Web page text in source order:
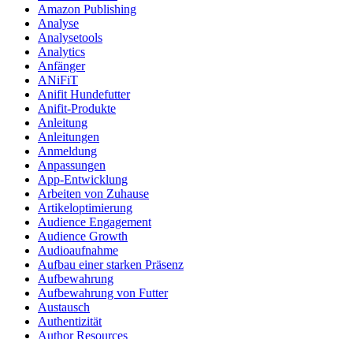
Amazon Publishing
Analyse
Analysetools
Analytics
Anfänger
ANiFiT
Anifit Hundefutter
Anifit-Produkte
Anleitung
Anleitungen
Anmeldung
Anpassungen
App-Entwicklung
Arbeiten von Zuhause
Artikeloptimierung
Audience Engagement
Audience Growth
Audioaufnahme
Aufbau einer starken Präsenz
Aufbewahrung
Aufbewahrung von Futter
Austausch
Authentizität
Author Resources